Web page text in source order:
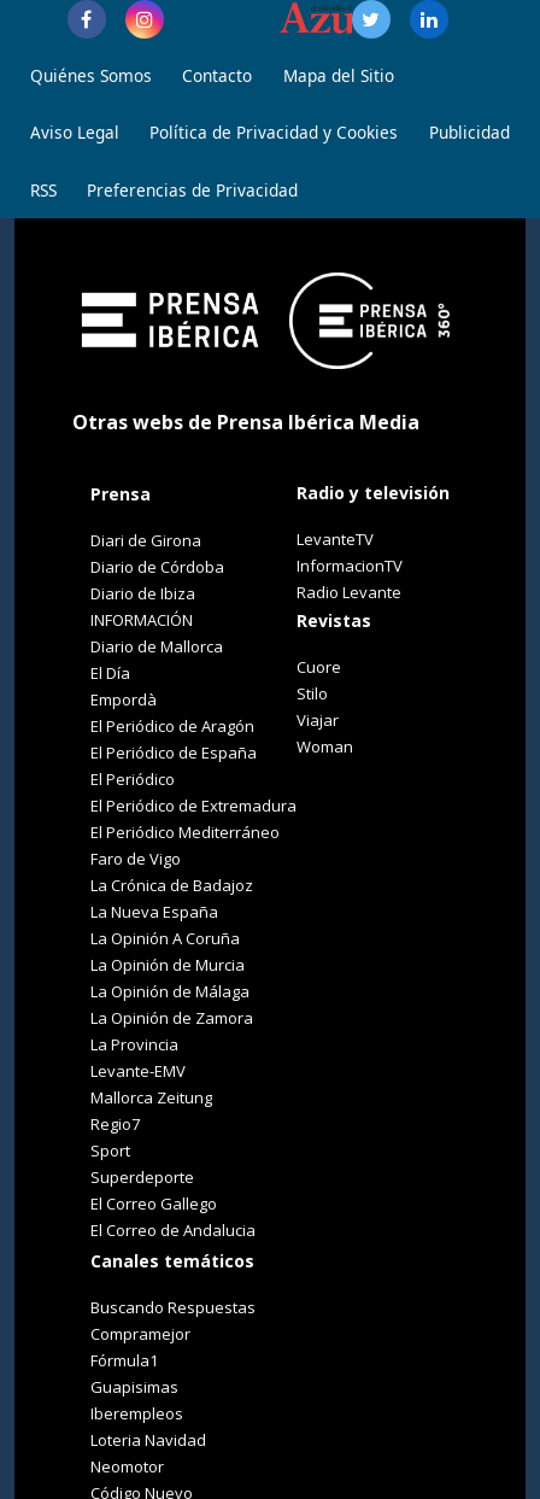
Quiénes Somos Contacto Mapa del Sitio
Aviso Legal Política de Privacidad y Cookies Publicidad
RSS Preferencias de Privacidad
Otras webs de Prensa Ibérica Media
Prensa
Diari de Girona
Diario de Córdoba
Diario de Ibiza
INFORMACIÓN
Diario de Mallorca
El Día
Empordà
El Periódico de Aragón
El Periódico de España
El Periódico
El Periódico de Extremadura
El Periódico Mediterráneo
Faro de Vigo
La Crónica de Badajoz
La Nueva España
La Opinión A Coruña
La Opinión de Murcia
La Opinión de Málaga
La Opinión de Zamora
La Provincia
Levante-EMV
Mallorca Zeitung
Regio7
Sport
Superdeporte
El Correo Gallego
El Correo de Andalucia
Canales temáticos
Buscando Respuestas
Compramejor
Fórmula1
Guapisimas
Iberempleos
Loteria Navidad
Neomotor
Código Nuevo
Radio y televisión
LevanteTV
InformacionTV
Radio Levante
Revistas
Cuore
Stilo
Viajar
Woman